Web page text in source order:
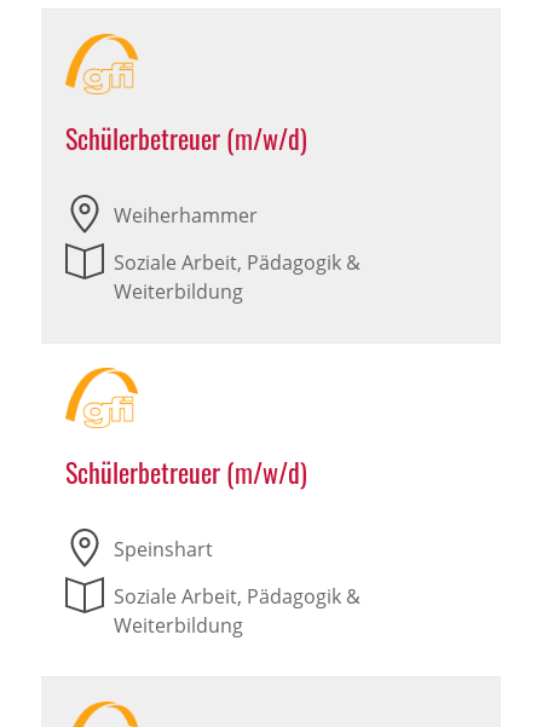
Schülerbetreuer (m/w/d)
Weiherhammer
Soziale Arbeit, Pädagogik &
Weiterbildung
Schülerbetreuer (m/w/d)
Speinshart
Soziale Arbeit, Pädagogik &
Weiterbildung